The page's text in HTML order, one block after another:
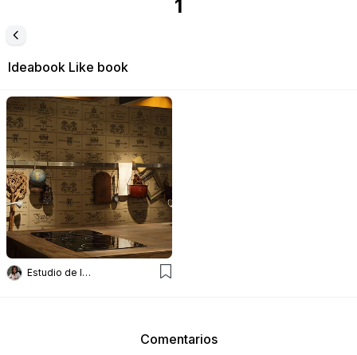
1
Ideabook Like book
Estudio de Int Diana Gradel
Comentarios